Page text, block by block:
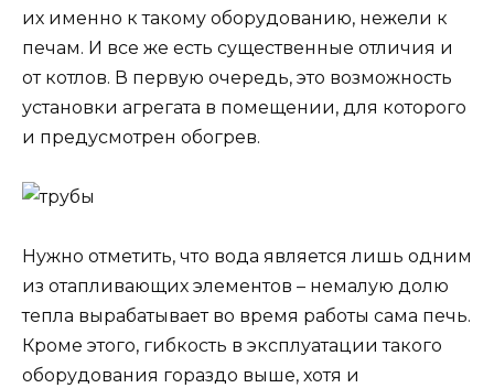
их именно к такому оборудованию, нежели к
печам. И все же есть существенные отличия и
от котлов. В первую очередь, это возможность
установки агрегата в помещении, для которого
и предусмотрен обогрев.
Нужно отметить, что вода является лишь одним
из отапливающих элементов – немалую долю
тепла вырабатывает во время работы сама печь.
Кроме этого, гибкость в эксплуатации такого
оборудования гораздо выше, хотя и